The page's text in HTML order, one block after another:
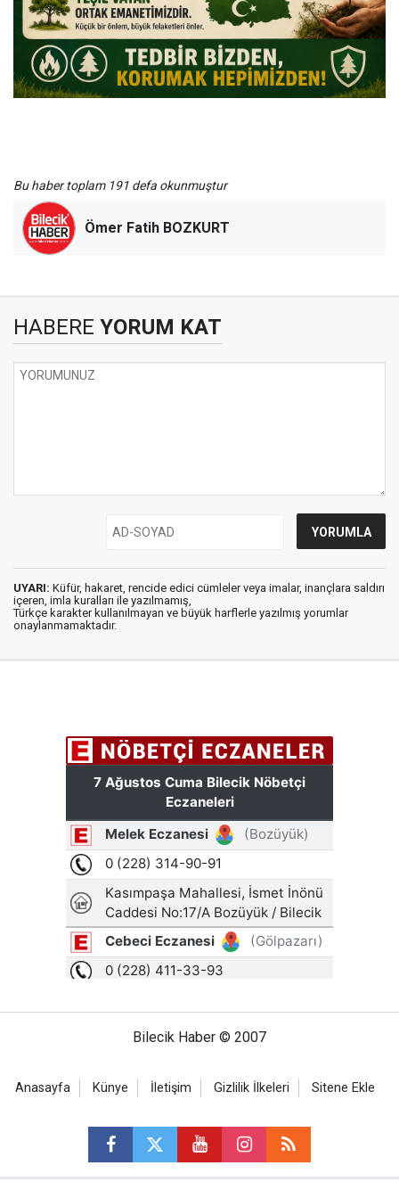
Bu haber toplam 191 defa okunmuştur
Ömer Fatih BOZKURT
HABERE YORUM KAT
UYARI: Küfür, hakaret, rencide edici cümleler veya imalar, inançlara saldırı
içeren, imla kuralları ile yazılmamış,
Türkçe karakter kullanılmayan ve büyük harflerle yazılmış yorumlar
onaylanmamaktadır.
Bilecik Haber © 2007
Anasayfa Künye İletişim Gizlilik İlkeleri Sitene Ekle